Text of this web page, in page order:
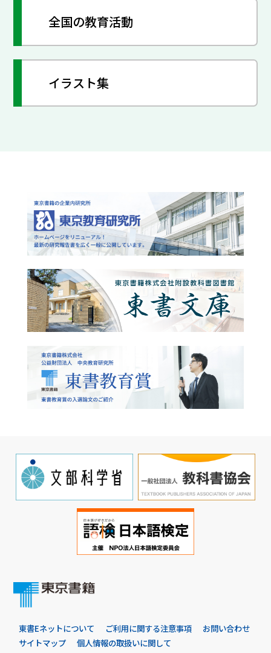
全国の教育活動
イラスト集
東書Eネットについて ご利用に関する注意事項
お問い合わせ
サイトマップ
個人情報の取扱いに関して